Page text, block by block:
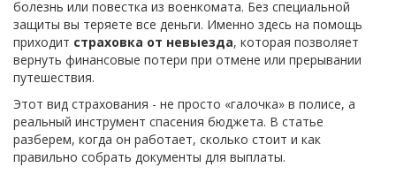
болезнь или повестка из военкомата. Без специальной
защиты вы теряете все деньги. Именно здесь на помощь
приходит страховка от невыезда, которая позволяет
вернуть финансовые потери при отмене или прерывании
путешествия.
Этот вид страхования - не просто «галочка» в полисе, а
реальный инструмент спасения бюджета. В статье
разберем, когда он работает, сколько стоит и как
правильно собрать документы для выплаты.